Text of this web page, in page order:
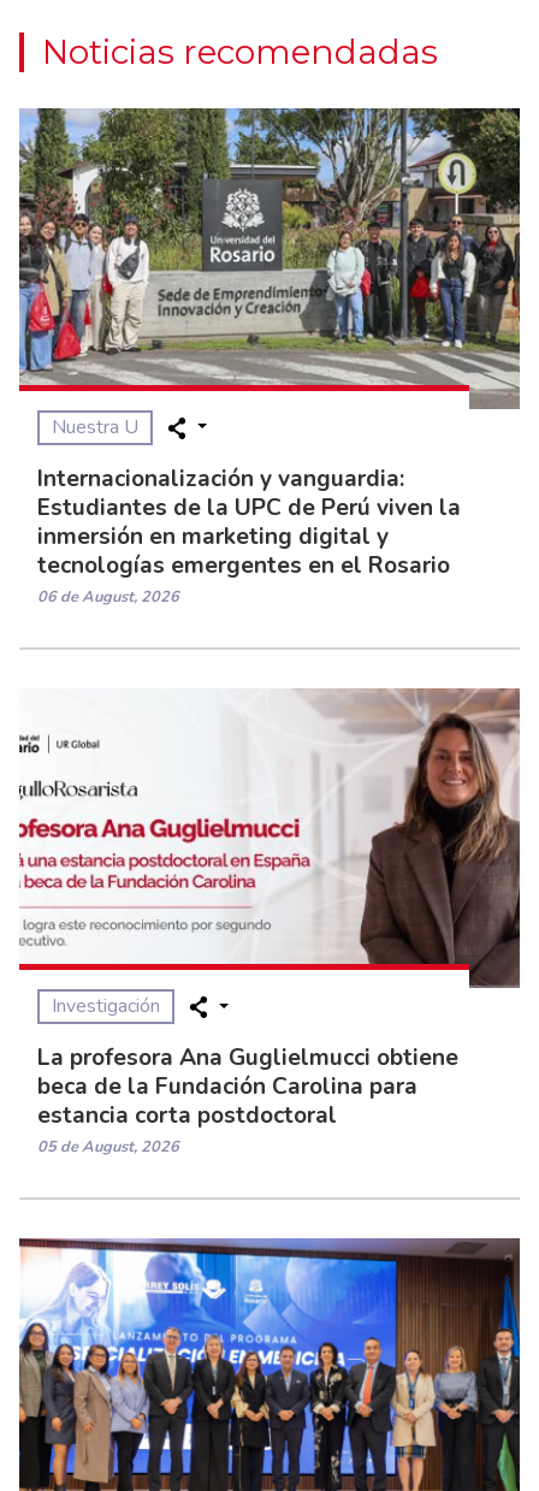
Noticias recomendadas
Nuestra U
Internacionalización y vanguardia:
Estudiantes de la UPC de Perú viven la
inmersión en marketing digital y
tecnologías emergentes en el Rosario
06 de August, 2026
Investigación
La profesora Ana Guglielmucci obtiene
beca de la Fundación Carolina para
estancia corta postdoctoral
05 de August, 2026